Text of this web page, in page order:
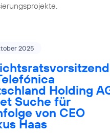
2025
Holding
Suche für
von CEO
Haas